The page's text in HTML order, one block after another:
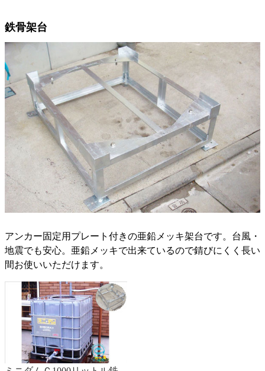
鉄骨架台
アンカー固定用プレート付きの亜鉛メッキ架台です。台風・
地震でも安心。亜鉛メッキで出来ているので錆びにくく長い
間お使いいただけます。